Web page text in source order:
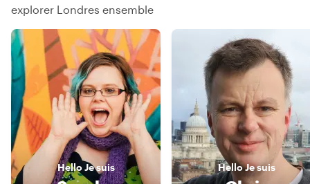
explorer Londres ensemble
Hello Je suis HelloJe suis